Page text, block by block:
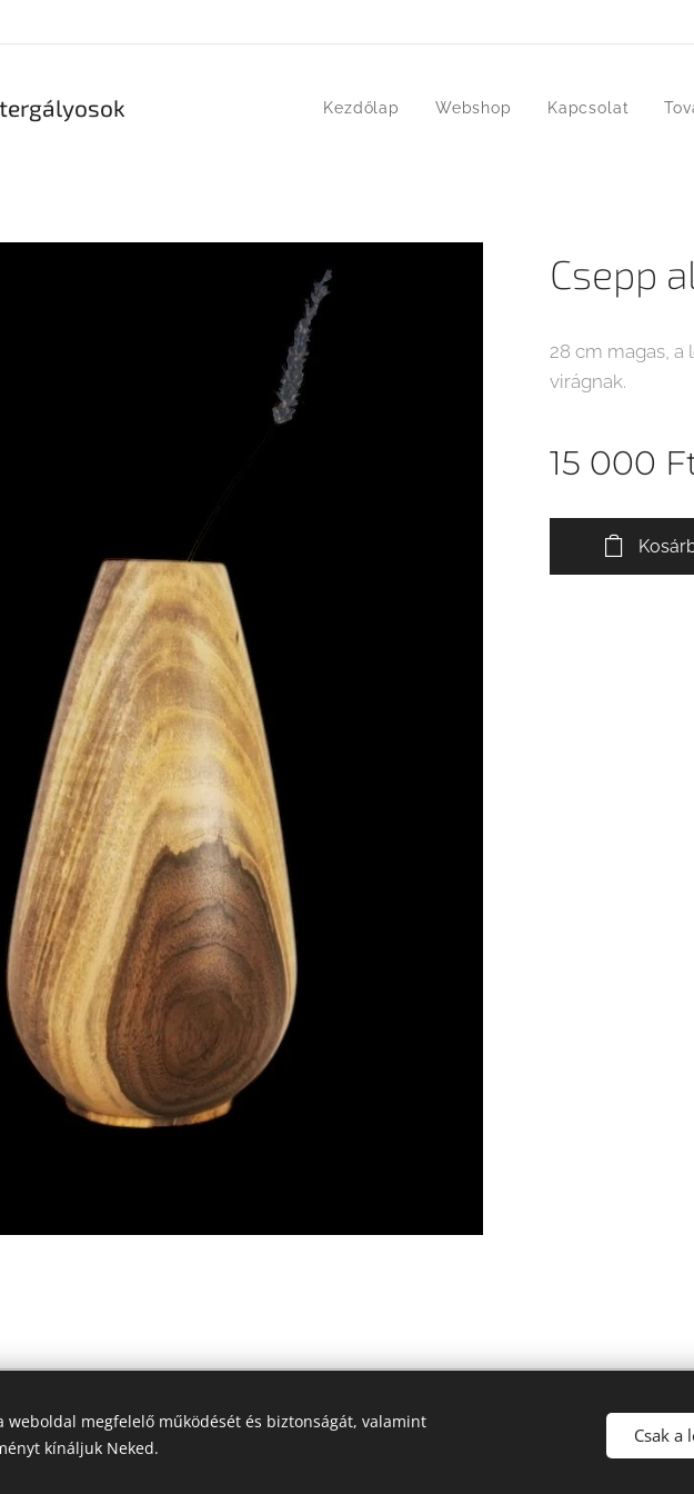
Kezdőlap Webshop Kapcsolat
Csepp
28 cm magas, a
virágnak.
15 000
megfelelő működését és biztonságát, valamint
kínáljuk Neked.
Csak a